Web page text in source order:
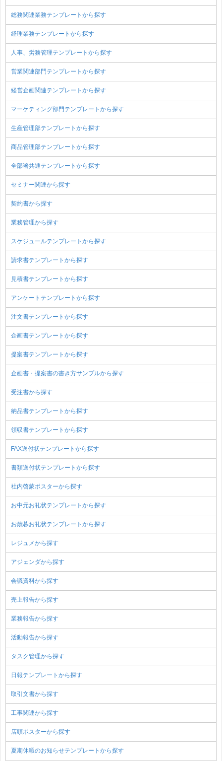
総務関連業務テンプレートから探す
経理業務テンプレートから探す
人事、労務管理テンプレートから探す
営業関連部門テンプレートから探す
経営企画関連テンプレートから探す
マーケティング部門テンプレートから探す
生産管理部テンプレートから探す
商品管理部テンプレートから探す
全部署共通テンプレートから探す
セミナー関連から探す
契約書から探す
業務管理から探す
スケジュールテンプレートから探す
請求書テンプレートから探す
見積書テンプレートから探す
アンケートテンプレートから探す
注文書テンプレートから探す
企画書テンプレートから探す
提案書テンプレートから探す
企画書・提案書の書き方サンプルから探す
受注書から探す
納品書テンプレートから探す
領収書テンプレートから探す
FAX送付状テンプレートから探す
書類送付状テンプレートから探す
社内啓蒙ポスターから探す
お中元お礼状テンプレートから探す
お歳暮お礼状テンプレートから探す
レジュメから探す
アジェンダから探す
会議資料から探す
売上報告から探す
業務報告から探す
活動報告から探す
タスク管理から探す
日報テンプレートから探す
取引文書から探す
工事関連から探す
店頭ポスターから探す
夏期休暇のお知らせテンプレートから探す